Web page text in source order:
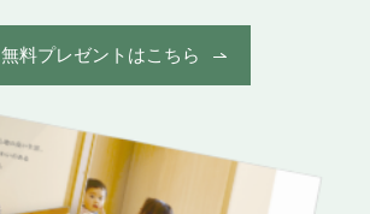
無料プレゼントはこちら